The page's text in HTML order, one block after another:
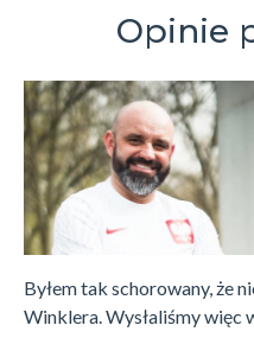
Opinie
Byłem tak schorowany, że
Winklera. Wysłaliśmy